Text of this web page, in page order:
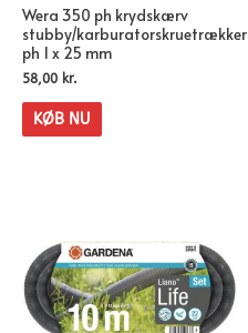
Wera 350 ph krydskærv
stubby/karburatorskruetrækker
ph 1 x 25 mm
58,00 kr.
KØB NU